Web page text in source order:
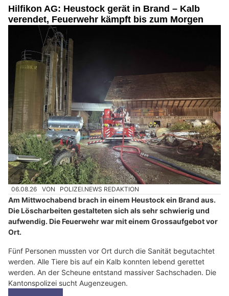
Hilfikon AG: Heustock gerät in Brand – Kalb
verendet, Feuerwehr kämpft bis zum Morgen
06.08.26 VON POLIZEI.NEWS REDAKTION
Am Mittwochabend brach in einem Heustock ein Brand aus.
Die Löscharbeiten gestalteten sich als sehr schwierig und
aufwendig. Die Feuerwehr war mit einem Grossaufgebot vor
Ort.
Fünf Personen mussten vor Ort durch die Sanität begutachtet
werden. Alle Tiere bis auf ein Kalb konnten lebend gerettet
werden. An der Scheune entstand massiver Sachschaden. Die
Kantonspolizei sucht Augenzeugen.